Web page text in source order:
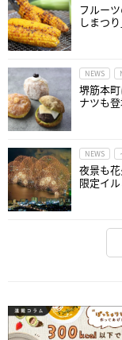
フルー
しまつ
NEWS
堺筋本
ナツも
NEWS
夜景も
限定イル